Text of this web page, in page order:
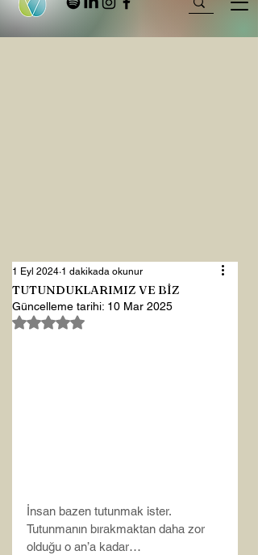
TUTUNDUKLARIMIZ VE BİZ
1 Eyl 2024 1 dakikada okunur
Güncelleme tarihi: 10 Mar 2025
5 üzerinden NaN yıldız
İnsan bazen tutunmak ister.
Tutunmanın bırakmaktan daha zor
olduğu o an’a kadar…